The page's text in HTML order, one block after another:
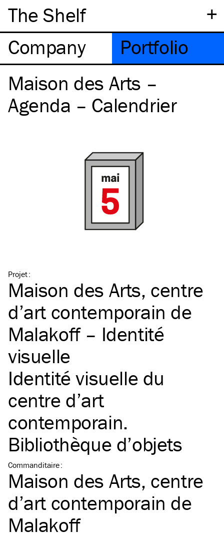
+
The Shelf
Company
Portfolio
Maison des Arts –
Agenda – Calendrier
Projet:
Maison des Arts, centre
d’art contemporain de
Malakoff – Identité
visuelle
Identité visuelle du
centre d’art
contemporain.
Bibliothèque d’objets
Commanditaire:
Maison des Arts, centre
d’art contemporain de
Malakoff